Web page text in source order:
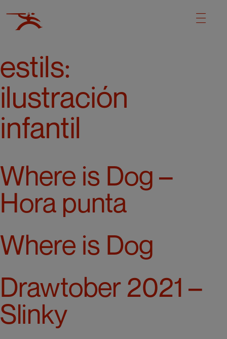
estils:
ilustración
infantil
Where is Dog –
Hora punta
Where is Dog
Drawtober 2021 –
Slinky